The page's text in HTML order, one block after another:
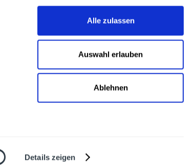
Details zeigen
Alle zulassen
Auswahl erlauben
Ablehnen
getraenkedienst.com-Newsletter und
verpassen Sie keine Neuigkeit oder Aktion.